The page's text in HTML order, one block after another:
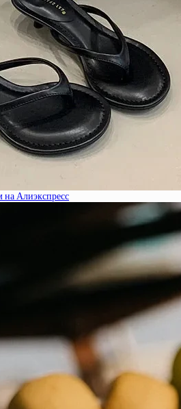
Алиэкспресс